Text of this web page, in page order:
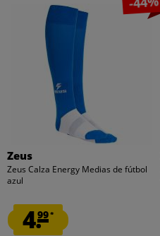
Zeus
Zeus Calza Energy Medias de fútbol
azul
4.99*